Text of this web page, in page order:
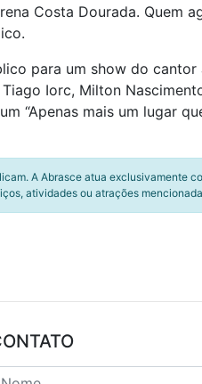
Costa Dourada. Quem
para um show do cantor
Iorc, Milton
“Apenas mais um lugar
A Abrasce atua exclusivamente
atividades ou atrações